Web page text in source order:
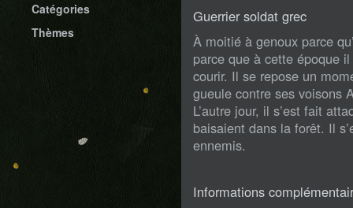
Catégories
Thèmes
Guerrier soldat grec
À moitié à genoux parce
parce que à cette époque
courir. Il se repose un
gueule contre ses voisons
L’autre jour, il s’est fait
baisaient dans la forêt. Il
ennemis.
Informations